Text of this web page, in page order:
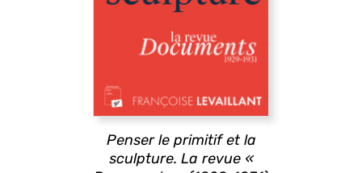
Penser le primitif et la
sculpture. La revue «